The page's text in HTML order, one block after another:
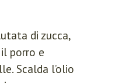
di zucca,
porro e
Scalda l’olio